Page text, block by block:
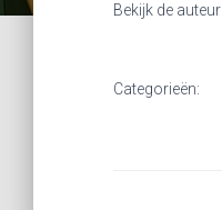
Bekijk de auteur
Categorieën: